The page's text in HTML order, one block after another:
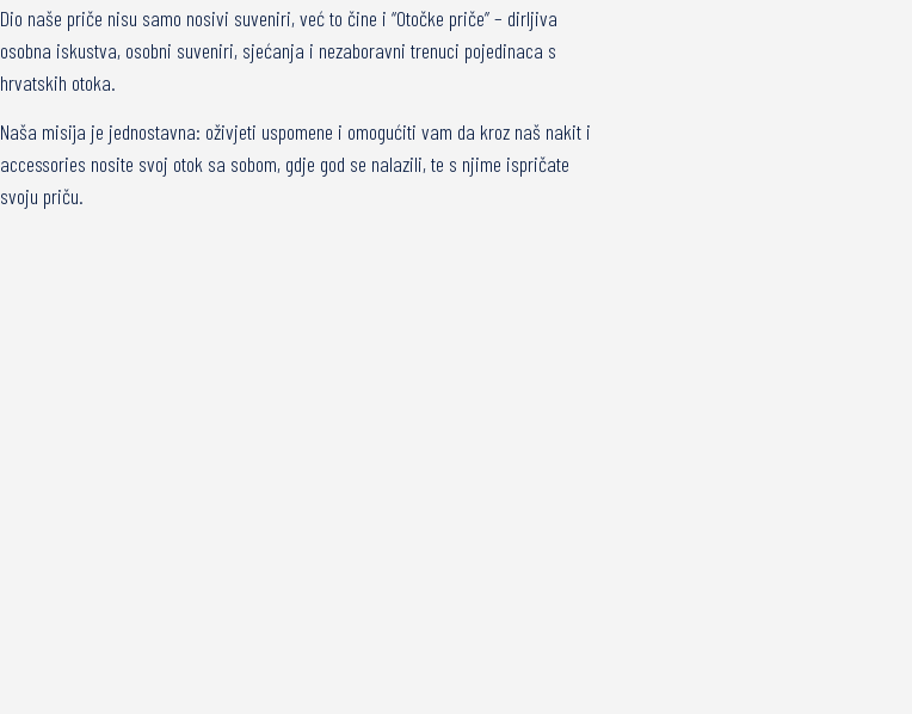
Dio naše priče nisu samo nosivi suveniri, već to čine i “Otočke priče” – dirljiva
osobna iskustva, osobni suveniri, sjećanja i nezaboravni trenuci pojedinaca s
hrvatskih otoka.
Naša misija je jednostavna: oživjeti uspomene i omogućiti vam da kroz naš nakit i
accessories nosite svoj otok sa sobom, gdje god se nalazili, te s njime ispričate
svoju priču.